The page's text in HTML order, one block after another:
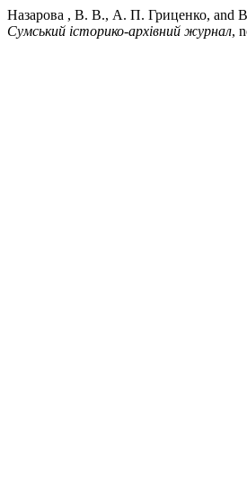
Назарова , В. В., А. П. Гриценко, and
Сумський історико-архівний журнал,